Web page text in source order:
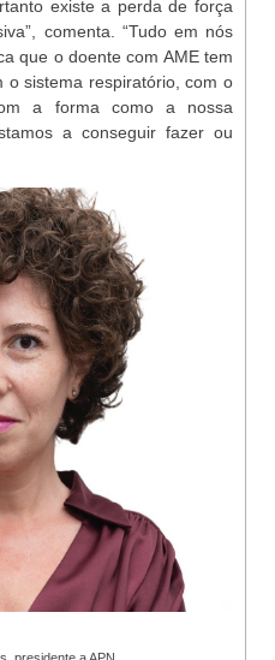
existe a perda de força
comenta. “Tudo em nós
que o doente com AME tem
o sistema respiratório, com o
a forma como a nossa
a conseguir fazer ou